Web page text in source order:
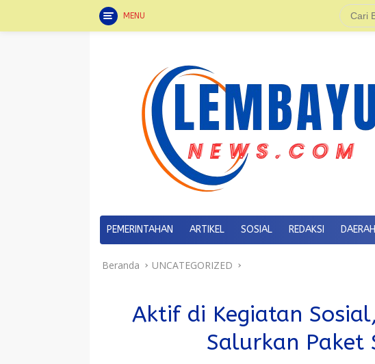
MENU
PEMERINTAHAN ARTIKEL SOSIAL REDAKSI DAERAH
Beranda UNCATEGORIZED
Aktif di Kegiatan
Salurkan Paket